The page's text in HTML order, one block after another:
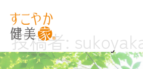
content
株式会社す
こやか | コ
当社は、ブ
ームの前か
投稿者: